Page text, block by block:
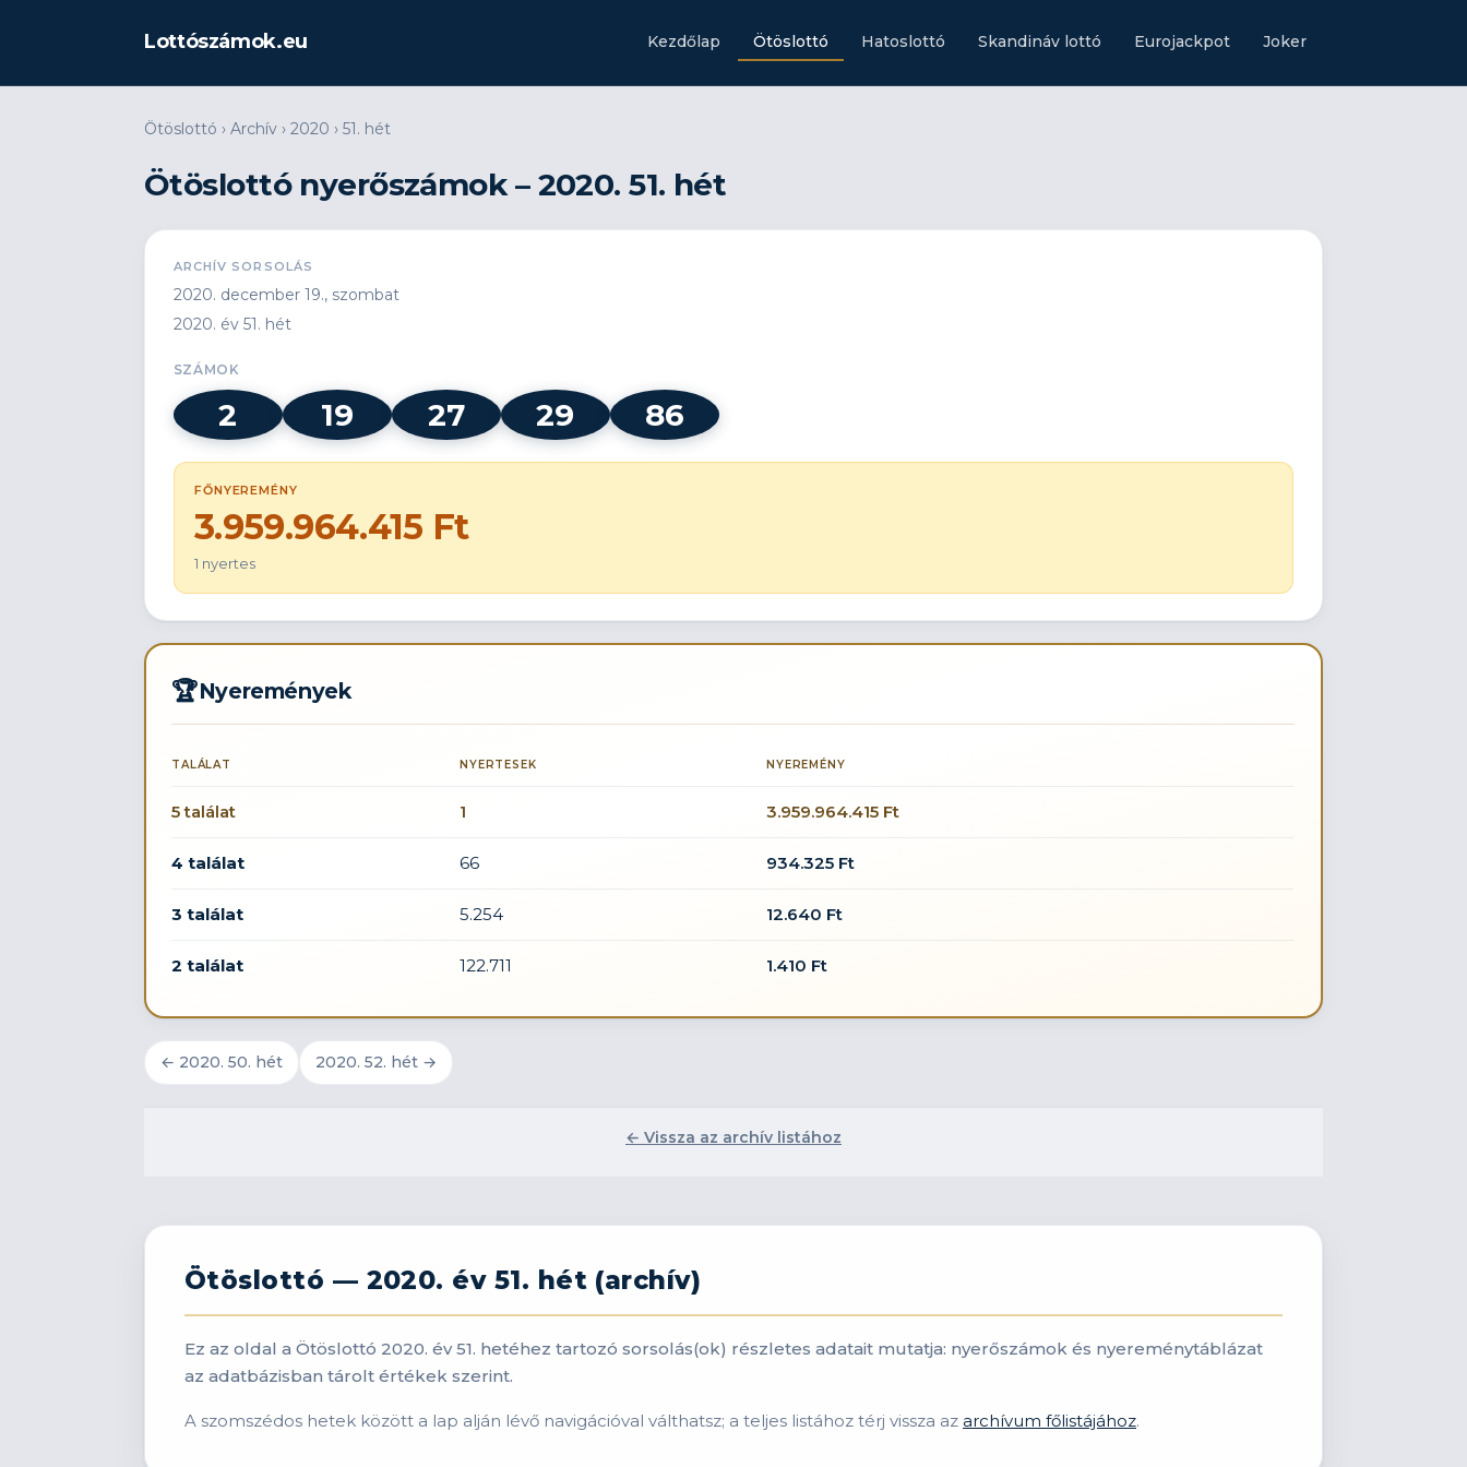
Lottószámok.eu Kezdőlap Ötöslottó Hatoslottó Skandináv lottó Eurojackpot Joker
Ötöslottó › Archív › 2020 › 51. hét
Ötöslottó nyerőszámok – 2020. 51. hét
ARCHÍV SORSOLÁS
2020. december 19., szombat
2020. év 51. hét
SZÁMOK
2 19 27 29 86
FŐNYEREMÉNY
3.959.964.415 Ft
1 nyertes
🏆Nyeremények
TALÁLAT NYERTESEK NYEREMÉNY
5 találat 1 3.959.964.415 Ft
4 találat 66 934.325 Ft
3 találat 5.254 12.640 Ft
2 találat 122.711 1.410 Ft
← 2020. 50. hét 2020. 52. hét →
← Vissza az archív listához
Ötöslottó — 2020. év 51. hét (archív)
Ez az oldal a Ötöslottó 2020. év 51. hetéhez tartozó sorsolás(ok) részletes adatait mutatja: nyerőszámok és nyereménytáblázat
az adatbázisban tárolt értékek szerint.
A szomszédos hetek között a lap alján lévő navigációval válthatsz; a teljes listához térj vissza az archívum főlistájához.